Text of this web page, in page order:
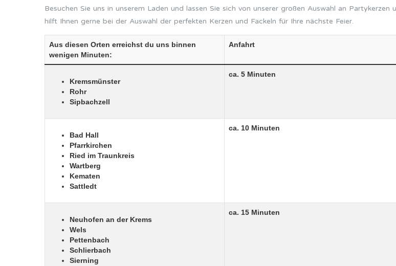
Besuchen Sie uns in unserem Laden und lassen Sie sich von unserer großen Auswahl an
hilft Ihnen gerne bei der Auswahl der perfekten Kerzen und Fackeln für Ihre nächste Feier.
Aus diesen Orten erreichst du uns binnen
wenigen Minuten:
Anfahrt
Kremsmünster
Rohr
Sipbachzell
ca. 5 Minuten
Bad Hall
Pfarrkirchen
Ried im Traunkreis
Wartberg
Kematen
Sattledt
ca. 10 Minuten
Neuhofen an der Krems
Wels
Pettenbach
Schlierbach
Sierning
ca. 15 Minuten